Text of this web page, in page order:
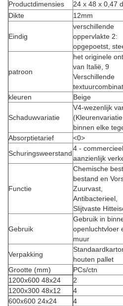
Productdimensies
24 x 48 x 0,47
Dikte
12mm
Eindig
verschillende
oppervlakte 2:
opgepoetst,
patroon
het originele
van Italië, 9
Verschillende
kleuren
Beige
Schaduwvariatie
V4-wezenlijk
(Kleurenvariatie
binnen elke
Absorptietarief
<0>
Schuringsweerstand
4 - commercieel
aanzienlijk
Functie
Chemische
bestand en
Zuurvast,
Antibacterieel,
Slijtvaste
Gebruik
Gebruik in
openluchtvloer
muur
Verpakking
houten pallet
Grootte (mm)
PCs/ctn
1200x600 48x24
2
1200x300 48x12
4
600x600 24x24
4